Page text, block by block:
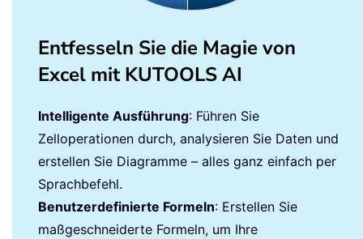
Entfesseln Sie die Magie von
Excel mit KUTOOLS AI
Intelligente Ausführung: Führen Sie
Zelloperationen durch, analysieren Sie Daten und
erstellen Sie Diagramme – alles ganz einfach per
Sprachbefehl.
Benutzerdefinierte Formeln: Erstellen Sie
maßgeschneiderte Formeln, um Ihre